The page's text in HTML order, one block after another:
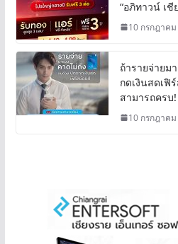
“อภิทาวน์ เชี
10 กรกฎาค
ถ้ารายจ่ายม
กดเงินสดเฟิ
สามารถครบ!
10 กรกฎาค